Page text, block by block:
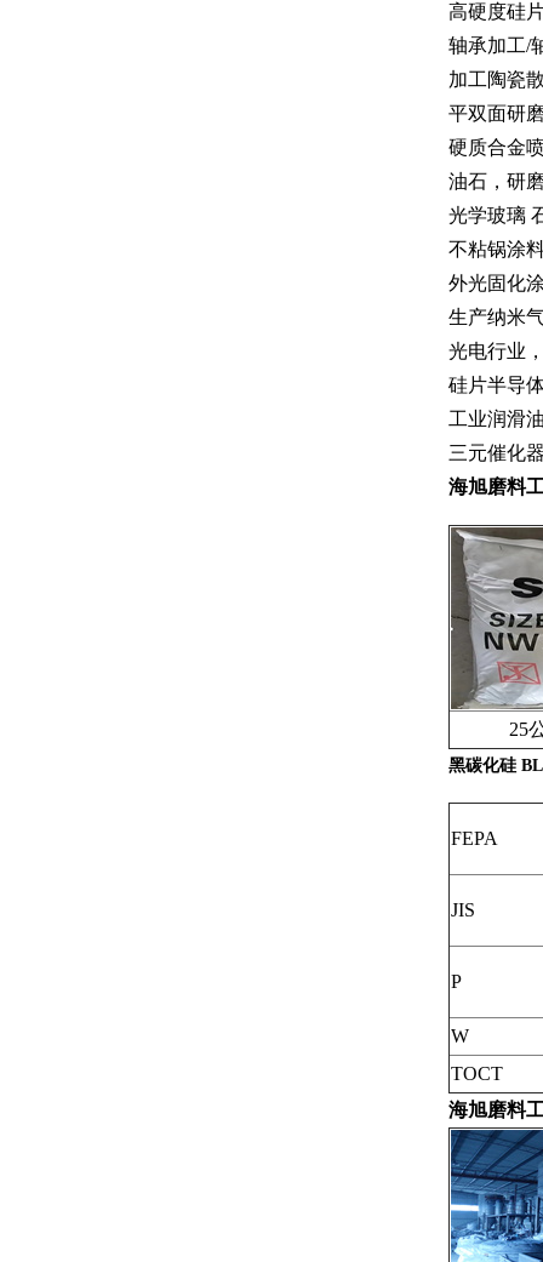
高硬度硅
轴承加工/
加工陶瓷
平双面研
硬质合金
油石，研
光学玻璃
不粘锅涂
外光固化
生产纳米
光电行业
硅片半导
工业润滑
三元催化
海旭磨料
25公
黑碳化硅
FEPA
JIS
P
W
TOCT
海旭磨料